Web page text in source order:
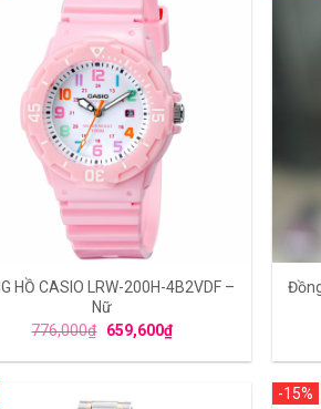
HỒ CASIO LRW-200H-4B2VDF –
Nữ
776,000₫ 659,600₫
-15%